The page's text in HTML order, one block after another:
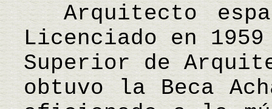
Arquitecto
Licenciado en
Superior de
obtuvo la Beca